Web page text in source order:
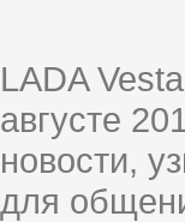
LADA
августе
новости,
для